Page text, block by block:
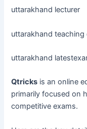
uttarakhand lecturer
uttarakhand teaching
uttarakhand
Qtricks is an online
primarily focused on
competitive exams.